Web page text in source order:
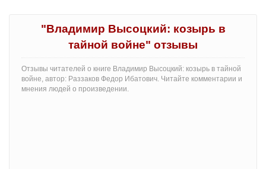
"Владимир Высоцкий: козырь в
тайной войне" отзывы
Отзывы читателей о книге Владимир Высоцкий: козырь в тайной
войне, автор: Раззаков Федор Ибатович. Читайте комментарии и
мнения людей о произведении.